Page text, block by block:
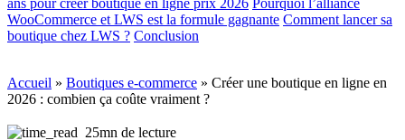
ans pour créer boutique en ligne prix 2026 Pourquoi l’alliance
WooCommerce et LWS est la formule gagnante Comment lancer sa
boutique chez LWS ? Conclusion
Accueil » Boutiques e-commerce » Créer une boutique en ligne en
2026 : combien ça coûte vraiment ?
25mn de lecture